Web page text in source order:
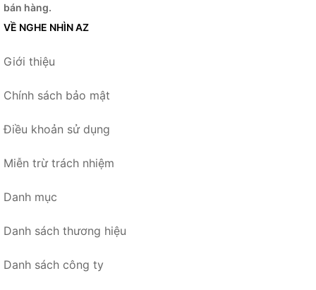
bán hàng.
VỀ NGHE NHÌN AZ
Giới thiệu
Chính sách bảo mật
Điều khoản sử dụng
Miễn trừ trách nhiệm
Danh mục
Danh sách thương hiệu
Danh sách công ty